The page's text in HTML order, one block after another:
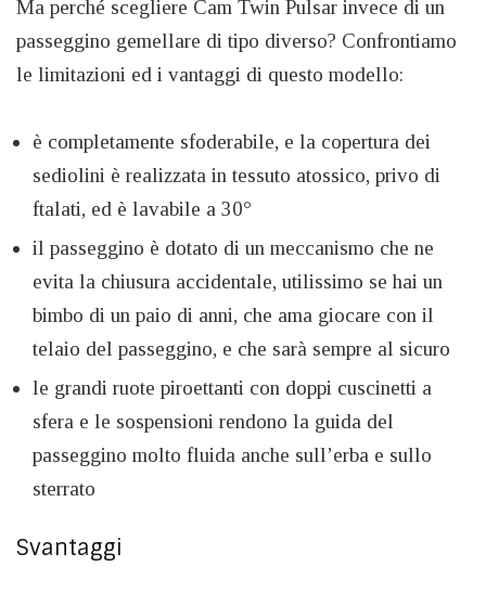
Ma perché scegliere Cam Twin Pulsar invece di un
passeggino gemellare di tipo diverso? Confrontiamo
le limitazioni ed i vantaggi di questo modello:
è completamente sfoderabile, e la copertura dei
sediolini è realizzata in tessuto atossico, privo di
ftalati, ed è lavabile a 30°
il passeggino è dotato di un meccanismo che ne
evita la chiusura accidentale, utilissimo se hai un
bimbo di un paio di anni, che ama giocare con il
telaio del passeggino, e che sarà sempre al sicuro
le grandi ruote piroettanti con doppi cuscinetti a
sfera e le sospensioni rendono la guida del
passeggino molto fluida anche sull’erba e sullo
sterrato
Svantaggi